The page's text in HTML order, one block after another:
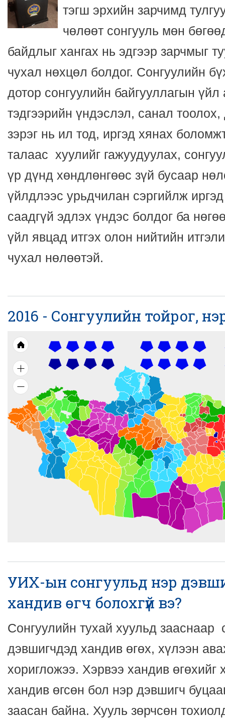
тэгш эрхийн зарчимд
чөлөөт сонгууль мөн
байдлыг хангах нь эдгээр зарчмыг
чухал нөхцөл болдог. Сонгуулийн
дотор сонгуулийн байгууллагын
тэдгээрийн үндэслэл, санал тоолох,
зэрэг нь ил тод, иргэд хянах
талаас хуулийг гажуудуулах,
үр дүнд хөндлөнгөөс зүй бусаар
үйлдлээс урьдчилан сэргийлж
саадгүй эдлэх үндэс болдог ба
үйл явцад итгэх олон нийтийн
чухал нөлөөтэй.
2016 - Сонгуулийн тойрог,
УИХ-ын сонгуульд нэр
хандив өгч болохгүй вэ?
Сонгуулийн тухай хуульд зааснаар
дэвшигчдэд хандив өгөх, хүлээн
хоригложээ. Хэрвээ хандив өгөхийг
хандив өгсөн бол нэр дэвшигч
заасан байна. Хууль зөрчсөн